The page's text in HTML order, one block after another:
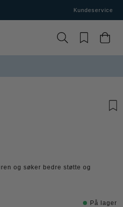
Kundeservice
og søker bedre støtte og
På lager